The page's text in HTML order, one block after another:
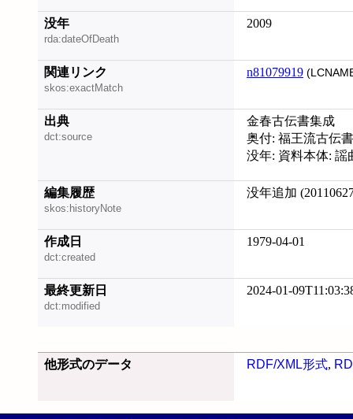
没年
rda:dateOfDeath
2009
関連リンク
skos:exactMatch
n81079919
出典
dct:source
金春古伝書集成
奥付: 福王流古伝
没年: 資料本体: 謡
編集履歴
skos:historyNote
没年追加
作成日
dct:created
1979-04-01
最終更新日
dct:modified
2024-01-
他形式のデータ RDF/XML形式,